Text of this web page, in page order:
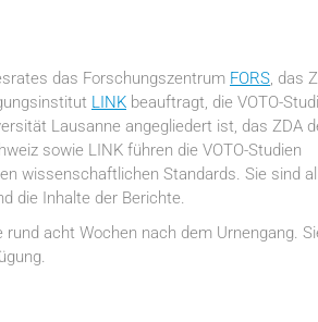
das Forschungszentrum FORS, das
LINK beauftragt, die VOTO-
Lausanne angegliedert ist, das ZDA
sowie LINK führen die VOTO-Studien
wissenschaftlichen Standards. Sie sind
die Inhalte der Berichte.
acht Wochen nach dem Urnengang.